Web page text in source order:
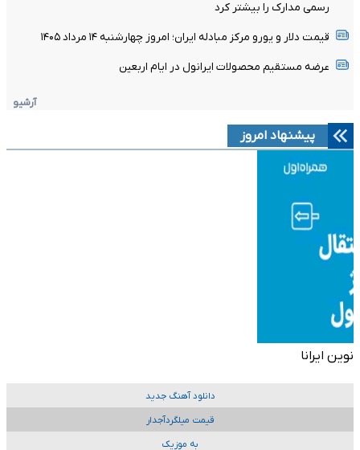
رسمی مدارک را بیشتر کرد
قیمت دلار و یورو مرکز مبادله ایران؛ امروز چهارشنبه ۱۴ مرداد ۱۴۰۵
عرضه مستقیم محصولات ایرانول در ایام اربعین
آرشیو
پیشنهاد امروز
نوین ایرانا
دانلود آهنگ جدید
قیمت میلگردآجدار
به موزیک